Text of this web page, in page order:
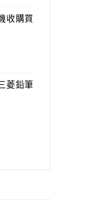
收購買
菱鉛筆